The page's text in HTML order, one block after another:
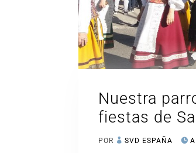
Nuestra
fiestas de
POR SVD ESPAÑA